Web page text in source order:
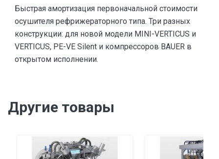
Быстрая амортизация первоначальной стоимости
осушителя рефрижераторного типа. Три разных
конструкции: для новой модели MINI-VERTICUS и
VERTICUS, PE-VE Silent и компрессоров BAUER в
открытом исполнении.
Другие товары